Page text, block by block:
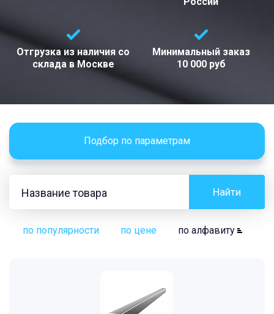
Отгрузка из наличия со
склада вМоскве
Минимальный заказ
10 000 руб
Подбор по параметрам
Найти
по популярности по цене по алфавиту